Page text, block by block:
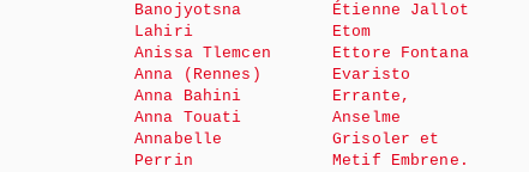
Banojyotsna
Lahiri
Anissa Tlemcen
Anna (Rennes)
Anna Bahini
Anna Touati
Annabelle
Perrin
Étienne Jallot
Etom
Ettore Fontana
Evaristo
Errante,
Anselme
Grisoler et
Metif Embrene.